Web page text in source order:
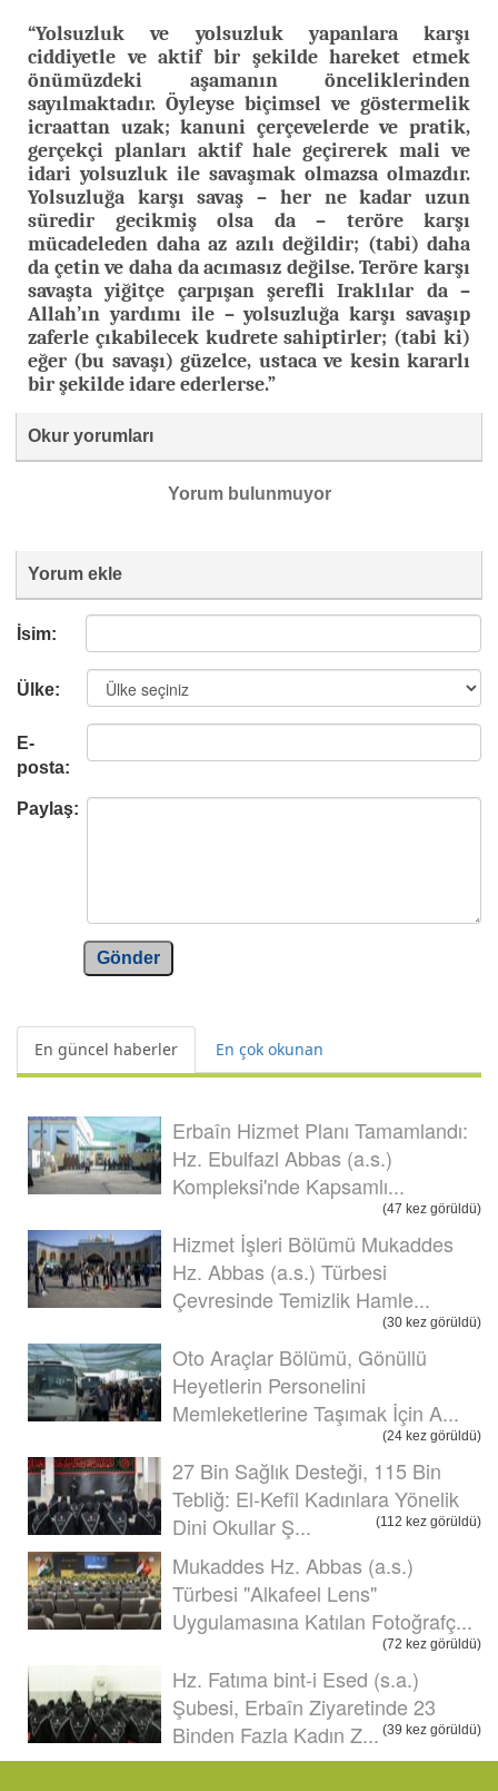
“Yolsuzluk ve yolsuzluk yapanlara karşı
ciddiyetle ve aktif bir şekilde hareket etmek
önümüzdeki aşamanın önceliklerinden
sayılmaktadır. Öyleyse biçimsel ve göstermelik
icraattan uzak; kanuni çerçevelerde ve pratik,
gerçekçi planları aktif hale geçirerek mali ve
idari yolsuzluk ile savaşmak olmazsa olmazdır.
Yolsuzluğa karşı savaş – her ne kadar uzun
süredir gecikmiş olsa da – teröre karşı
mücadeleden daha az azılı değildir; (tabi) daha
da çetin ve daha da acımasız değilse. Teröre karşı
savaşta yiğitçe çarpışan şerefli Iraklılar da –
Allah’ın yardımı ile – yolsuzluğa karşı savaşıp
zaferle çıkabilecek kudrete sahiptirler; (tabi ki)
eğer (bu savaşı) güzelce, ustaca ve kesin kararlı
bir şekilde idare ederlerse.”
Okur yorumları
Yorum bulunmuyor
Yorum ekle
İsim:
Ülke:
E-
posta:
Paylaş:
Gönder
En güncel haberler En çok okunan
Erbaîn Hizmet Planı Tamamlandı:
Hz. Ebulfazl Abbas (a.s.)
Kompleksi'nde Kapsamlı...
(47 kez görüldü)
Hizmet İşleri Bölümü Mukaddes
Hz. Abbas (a.s.) Türbesi
Çevresinde Temizlik Hamle...
(30 kez görüldü)
Oto Araçlar Bölümü, Gönüllü
Heyetlerin Personelini
Memleketlerine Taşımak İçin A...
(24 kez görüldü)
27 Bin Sağlık Desteği, 115 Bin
Tebliğ: El-Kefîl Kadınlara Yönelik
Dini Okullar Ş...
(112 kez görüldü)
Mukaddes Hz. Abbas (a.s.)
Türbesi "Alkafeel Lens"
Uygulamasına Katılan Fotoğrafç...
(72 kez görüldü)
Hz. Fatıma bint-i Esed (s.a.)
Şubesi, Erbaîn Ziyaretinde 23
Binden Fazla Kadın Z... (39 kez görüldü)